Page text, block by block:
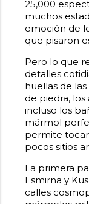
25,000
muchos
emoción de
que pisaron
Pero lo que
detalles
huellas de
de piedra,
incluso los
mármol
permite
pocos sitios
La primera
Esmirna y
calles